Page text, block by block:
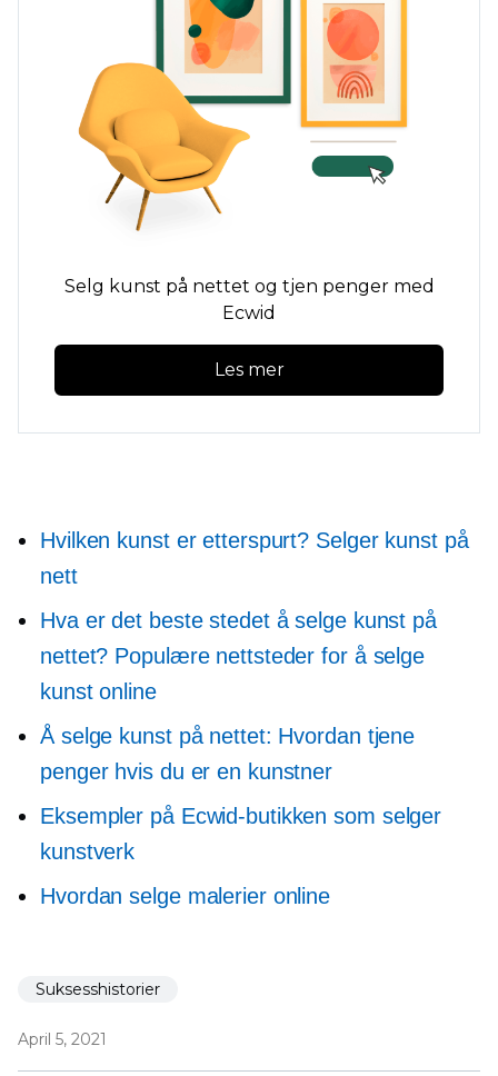
Selg kunst på nettet og tjen penger med
Ecwid
Les mer
Hvilken kunst er etterspurt? Selger kunst på
nett
Hva er det beste stedet å selge kunst på
nettet? Populære nettsteder for å selge
kunst online
Å selge kunst på nettet: Hvordan tjene
penger hvis du er en kunstner
Eksempler på Ecwid-butikken som selger
kunstverk
Hvordan selge malerier online
Suksesshistorier
April 5, 2021